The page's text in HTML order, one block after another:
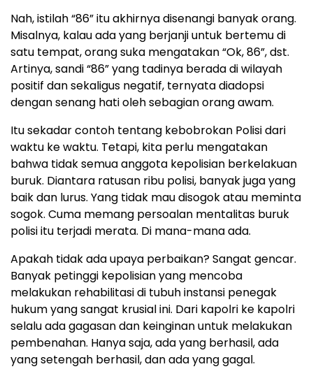
Nah, istilah “86” itu akhirnya disenangi banyak orang.
Misalnya, kalau ada yang berjanji untuk bertemu di
satu tempat, orang suka mengatakan “Ok, 86”, dst.
Artinya, sandi “86” yang tadinya berada di wilayah
positif dan sekaligus negatif, ternyata diadopsi
dengan senang hati oleh sebagian orang awam.
Itu sekadar contoh tentang kebobrokan Polisi dari
waktu ke waktu. Tetapi, kita perlu mengatakan
bahwa tidak semua anggota kepolisian berkelakuan
buruk. Diantara ratusan ribu polisi, banyak juga yang
baik dan lurus. Yang tidak mau disogok atau meminta
sogok. Cuma memang persoalan mentalitas buruk
polisi itu terjadi merata. Di mana-mana ada.
Apakah tidak ada upaya perbaikan? Sangat gencar.
Banyak petinggi kepolisian yang mencoba
melakukan rehabilitasi di tubuh instansi penegak
hukum yang sangat krusial ini. Dari kapolri ke kapolri
selalu ada gagasan dan keinginan untuk melakukan
pembenahan. Hanya saja, ada yang berhasil, ada
yang setengah berhasil, dan ada yang gagal.